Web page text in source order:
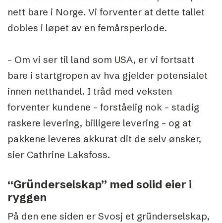
nett bare i Norge. Vi forventer at dette tallet
dobles i løpet av en femårsperiode.
– Om vi ser til land som USA, er vi fortsatt
bare i startgropen av hva gjelder potensialet
innen netthandel. I tråd med veksten
forventer kundene – forståelig nok – stadig
raskere levering, billigere levering – og at
pakkene leveres akkurat dit de selv ønsker,
sier Cathrine Laksfoss.
“Gründerselskap” med solid eier i
ryggen
På den ene siden er Svosj et gründerselskap,